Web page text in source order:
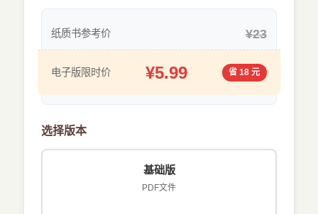
纸质书参考价 ¥23
电子版限时价 ¥5.99 省 18 元
选择版本
基础版
PDF文件